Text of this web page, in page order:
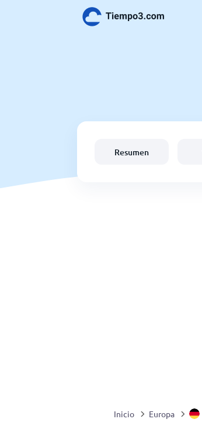
Resumen
Inicio Europa